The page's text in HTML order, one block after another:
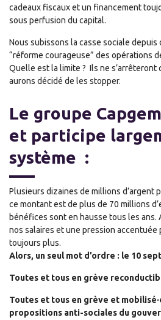
cadeaux fiscaux et un financement
sous perfusion du capital.
Nous subissons la casse sociale depuis
“réforme courageuse” des opérations
Quelle est la limite ? Ils ne s’arrêteront
aurons décidé de les stopper.
Le groupe
et participe
système :
Plusieurs dizaines de millions d’argent
ce montant est de plus de 70 millions
bénéfices sont en hausse tous les ans.
nos salaires et une pression accentuée
toujours plus.
Alors, un seul mot d’ordre : le 10
Toutes et tous en grève
Toutes et tous en grève et mobilisé
propositions anti-sociales du